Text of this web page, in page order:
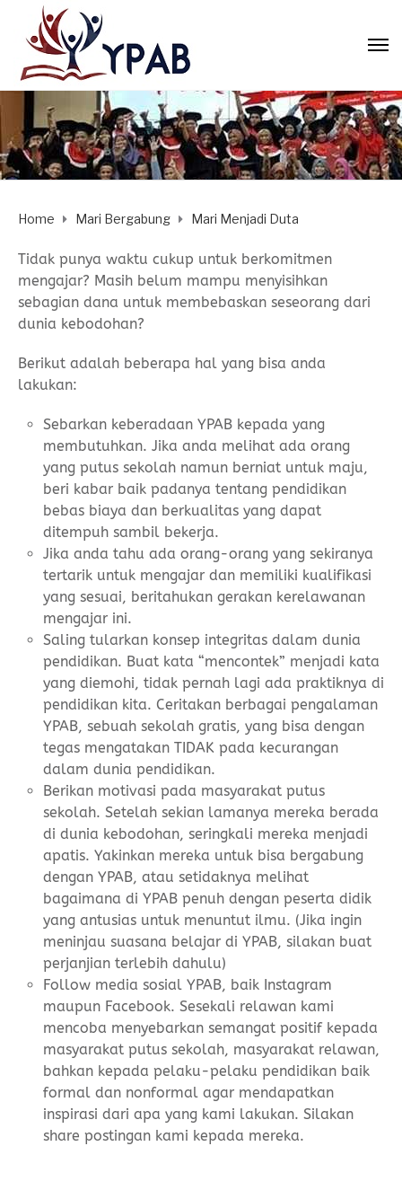
Home Mari Bergabung Mari Menjadi Duta
Tidak punya waktu cukup untuk berkomitmen
mengajar? Masih belum mampu menyisihkan
sebagian dana untuk membebaskan seseorang dari
dunia kebodohan?
Berikut adalah beberapa hal yang bisa anda
lakukan:
Sebarkan keberadaan YPAB kepada yang
membutuhkan. Jika anda melihat ada orang
yang putus sekolah namun berniat untuk maju,
beri kabar baik padanya tentang pendidikan
bebas biaya dan berkualitas yang dapat
ditempuh sambil bekerja.
Jika anda tahu ada orang-orang yang sekiranya
tertarik untuk mengajar dan memiliki kualifikasi
yang sesuai, beritahukan gerakan kerelawanan
mengajar ini.
Saling tularkan konsep integritas dalam dunia
pendidikan. Buat kata “mencontek” menjadi kata
yang diemohi, tidak pernah lagi ada praktiknya di
pendidikan kita. Ceritakan berbagai pengalaman
YPAB, sebuah sekolah gratis, yang bisa dengan
tegas mengatakan TIDAK pada kecurangan
dalam dunia pendidikan.
Berikan motivasi pada masyarakat putus
sekolah. Setelah sekian lamanya mereka berada
di dunia kebodohan, seringkali mereka menjadi
apatis. Yakinkan mereka untuk bisa bergabung
dengan YPAB, atau setidaknya melihat
bagaimana di YPAB penuh dengan peserta didik
yang antusias untuk menuntut ilmu. (Jika ingin
meninjau suasana belajar di YPAB, silakan buat
perjanjian terlebih dahulu)
Follow media sosial YPAB, baik Instagram
maupun Facebook. Sesekali relawan kami
mencoba menyebarkan semangat positif kepada
masyarakat putus sekolah, masyarakat relawan,
bahkan kepada pelaku-pelaku pendidikan baik
formal dan nonformal agar mendapatkan
inspirasi dari apa yang kami lakukan. Silakan
share postingan kami kepada mereka.